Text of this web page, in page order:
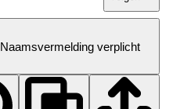
Naamsvermelding verplicht